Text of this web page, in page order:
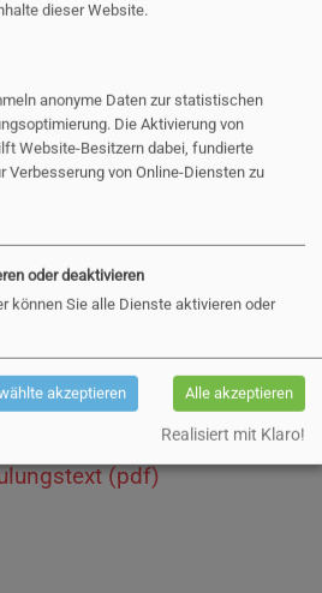
der
der
(pdf)
dieser Website.
anonyme Daten zur statistischen
Die Aktivierung von
Website-Besitzern dabei, fundierte
Verbesserung von Online-Diensten zu
oder deaktivieren
können Sie alle Dienste aktivieren oder
akzeptieren Alle akzeptieren
Realisiert mit Klaro!